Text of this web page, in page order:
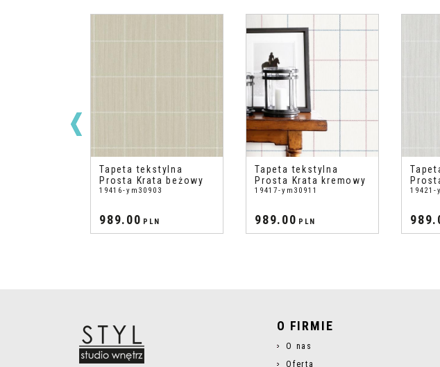
Tapeta tekstylna
Prosta Krata beżowy
19416-ym30903
989.00 PLN
Tapeta tekstylna
Prosta Krata kremowy
19417-ym30911
989.00 PLN
19421-
O FIRMIE
O nas
Oferta